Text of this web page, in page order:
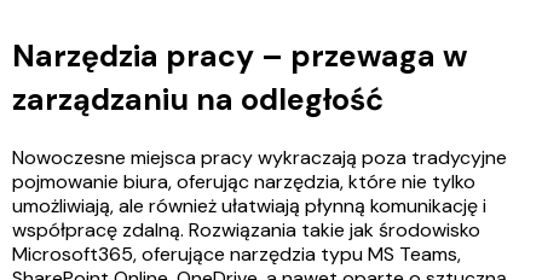
Narzędzia pracy – przewaga w
zarządzaniu na odległość
Nowoczesne miejsca pracy wykraczają poza tradycyjne
pojmowanie biura, oferując narzędzia, które nie tylko
umożliwiają, ale również ułatwiają płynną komunikację i
współpracę zdalną. Rozwiązania takie jak środowisko
Microsoft365, oferujące narzędzia typu MS Teams,